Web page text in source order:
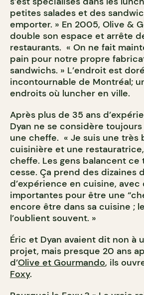
petites salades et des
emporter. » En 2005, Olive &
double son espace et arrête
restaurants. « On ne fait
pain pour notre propre
sandwichs. » L’endroit est
incontournable de Montréal;
endroits où luncher en ville.
Après plus de 35 ans
Dyan ne se considère
une cheffe. « Je suis une très
cuisinière et une
cheffe. Les gens balancent ce
cesse. Ça prend des dizaines
d’expérience en cuisine,
importantes pour être une
encore être dans sa cuisine ;
l’oublient souvent. »
Éric et Dyan avaient dit non à
projet, mais presque 20 ans
d’Olive et Gourmando, ils
Foxy.